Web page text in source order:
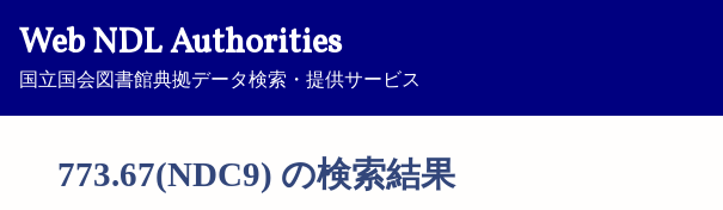
Web NDL Authorities
国立国会図書館典拠データ検索・提供サービス
773.67(NDC9) の検索結果